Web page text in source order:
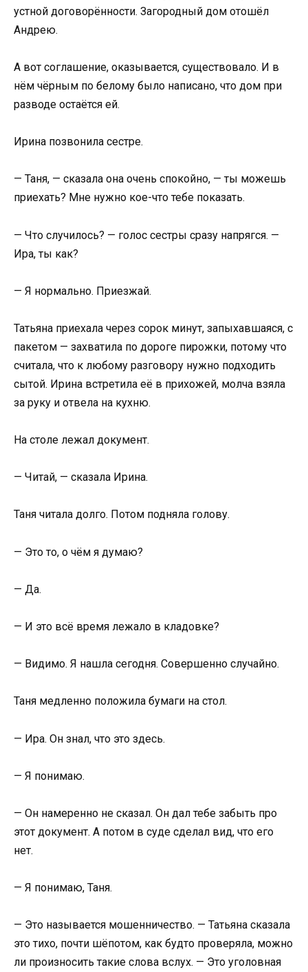
устной договорённости. Загородный дом отошёл
Андрею.
А вот соглашение, оказывается, существовало. И в
нём чёрным по белому было написано, что дом при
разводе остаётся ей.
Ирина позвонила сестре.
— Таня, — сказала она очень спокойно, — ты можешь
приехать? Мне нужно кое-что тебе показать.
— Что случилось? — голос сестры сразу напрягся. —
Ира, ты как?
— Я нормально. Приезжай.
Татьяна приехала через сорок минут, запыхавшаяся, с
пакетом — захватила по дороге пирожки, потому что
считала, что к любому разговору нужно подходить
сытой. Ирина встретила её в прихожей, молча взяла
за руку и отвела на кухню.
На столе лежал документ.
— Читай, — сказала Ирина.
Таня читала долго. Потом подняла голову.
— Это то, о чём я думаю?
— Да.
— И это всё время лежало в кладовке?
— Видимо. Я нашла сегодня. Совершенно случайно.
Таня медленно положила бумаги на стол.
— Ира. Он знал, что это здесь.
— Я понимаю.
— Он намеренно не сказал. Он дал тебе забыть про
этот документ. А потом в суде сделал вид, что его
нет.
— Я понимаю, Таня.
— Это называется мошенничество. — Татьяна сказала
это тихо, почти шёпотом, как будто проверяла, можно
ли произносить такие слова вслух. — Это уголовная